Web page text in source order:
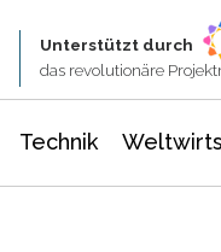
Unterstützt durch
das revolutionäre
Technik